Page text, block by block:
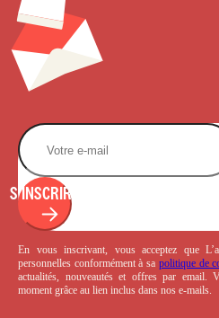
S'INSCRIRE
En vous inscrivant, vous acceptez que
personnelles conformément à sa politique de
actualités, nouveautés et offres par email.
moment grâce au lien inclus dans nos e-mails.